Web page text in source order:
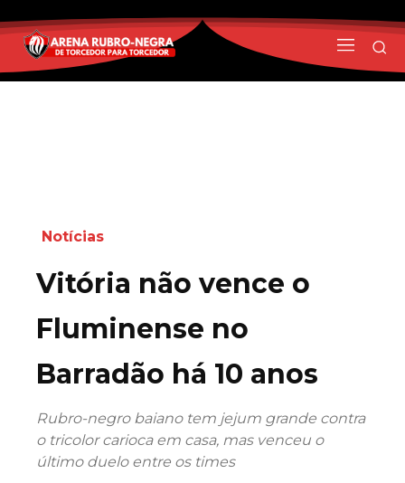
Notícias
Vitória não vence o
Fluminense no
Barradão há 10 anos
Rubro-negro baiano tem jejum grande contra
o tricolor carioca em casa, mas venceu o
último duelo entre os times